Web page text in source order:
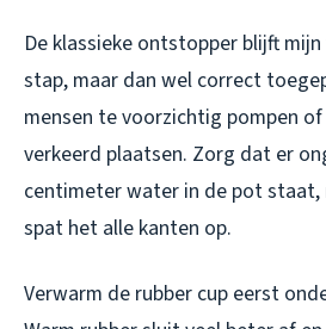
De klassieke ontstopper blijft
stap, maar dan wel correct
mensen te voorzichtig pompen
verkeerd plaatsen. Zorg dat er
centimeter water in de pot staat,
spat het alle kanten op.
Verwarm de rubber cup eerst